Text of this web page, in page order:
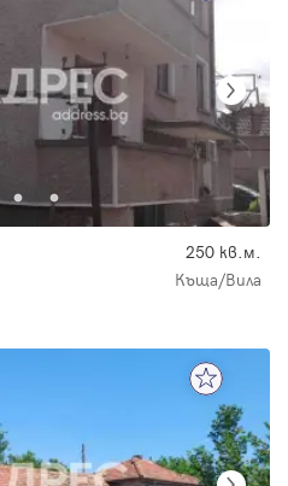
250 кв.м.
Къща/Вила